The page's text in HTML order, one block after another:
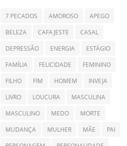
7 PECADOS AMOROSO APEGO
BELEZA CAFAJESTE CASAL
DEPRESSÃO ENERGIA ESTÁGIO
FAMÍLIA FELICIDADE FEMININO
FILHO FIM HOMEM INVEJA
LIVRO LOUCURA MASCULINA
MASCULINO MEDO MORTE
MUDANÇA MULHER MÃE PAI